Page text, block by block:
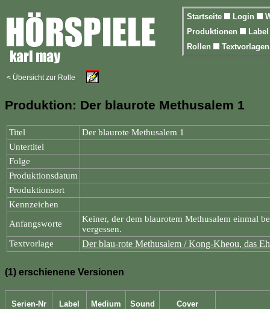
Startseite Login
Produktionen
Rollen
< Übersicht zur Rolle
Produktion: Der blaurote Methusalem 1
Titel
Der blaurote Methusalem 1
Untertitel
Folge
Produktionsdatum
Produktionsort
Kennzeichen
Anfangsworte
Keiner, der dem blaurotem Methusalem einmal
vergessen.
Textvorlage
Der blau-rote Methusalem / Kong-Kheou, das
(1) erschienene Versionen
Serien-Nr Label Medium Sound Cover